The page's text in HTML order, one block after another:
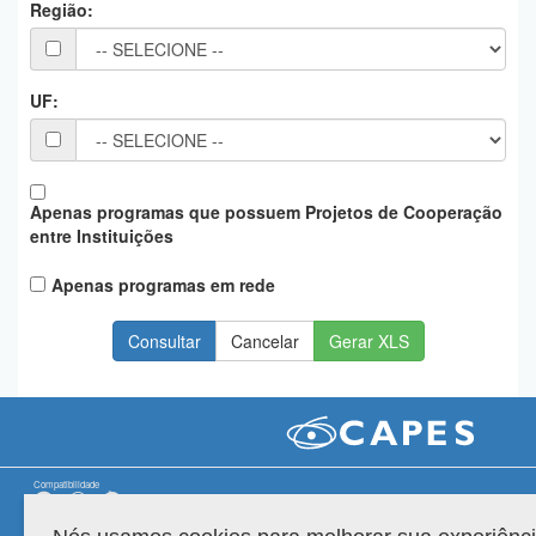
PlanaltoRegião:
UF:
Apenas programas que possuem Projetos de Cooperação
entre Instituições
Apenas programas em rede
Gerar XLS
Compatibilidade
Versão do sistema: 3.88.9 Copyright 2022 Capes. Todos os direitos reservados.